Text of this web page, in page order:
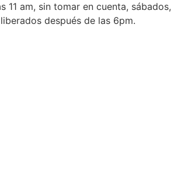
am, sin tomar en cuenta,
después de las 6pm.